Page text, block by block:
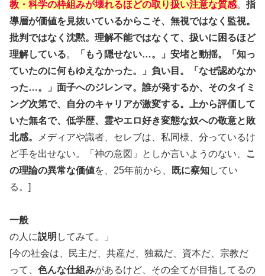
教・科学の枠組みが壊れるほどの取り扱い注意な質感。 指
導層が価値を見抜いているからこそ、無視ではなく監視。
批判ではなく沈黙。理解不能ではなくて、扱いに困るほど
理解している。
「もう隠せない…。」安堵と動揺。「知っ
ていたのに何もゆえなかった。」負い目。「なぜ認めなか
った…。」面子へのジレンマ。誰が発するか、そのタイミ
ング次第で、自分のキャリアが激変する。上から評価して
いた無名で、低学歴、霊やエロ好き変態な奴への敬意と敗
北感。
メディアや識者、セレブは、私同様、分っているけ
ど手を出せない。「神の意図」としか言いようのない、
こ
の理論の異常な価値を、25年前から、 既に察知してい
る。]
一般
の人に説明 してみて。」
[今の社会は、民主だ、共産だ、独裁だ、資本だ、宗教だ
って、 色んな仕組みがあるけど、その全てが目指してるの